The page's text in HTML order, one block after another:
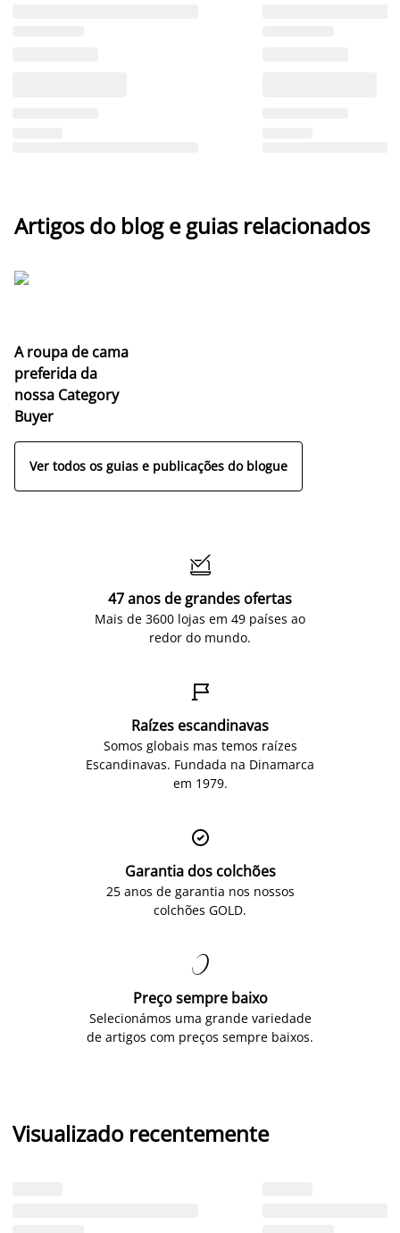
Artigos do blog e guias relacionados
A roupa de cama
preferida da
nossa Category
Buyer
Ver todos os guias e publicações do blogue

47 anos de grandes ofertas
Mais de 3600 lojas em 49 países ao
redor do mundo.

Raízes escandinavas
Somos globais mas temos raízes
Escandinavas. Fundada na Dinamarca
em 1979.

Garantia dos colchões
25 anos de garantia nos nossos
colchões GOLD.

Preço sempre baixo
Selecionámos uma grande variedade
de artigos com preços sempre baixos.
Visualizado recentemente